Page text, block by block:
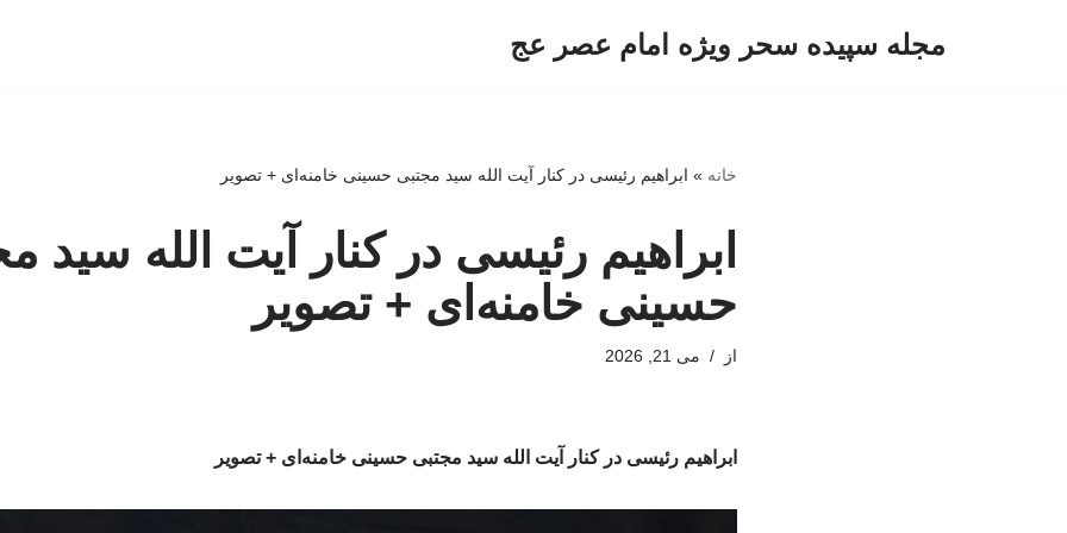
مجله سپیده سحر ویژه امام عصر عج
خانه » ابراهیم رئیسی در کنار آیت الله سید مجتبی حسینی خامنه‌ای + تصویر
ابراهیم رئیسی در کنار آیت الله سید
حسینی خامنه‌ای + تصویر
از می 21, 2026
ابراهیم رئیسی در کنار آیت الله سید مجتبی حسینی خامنه‌ای + تصویر